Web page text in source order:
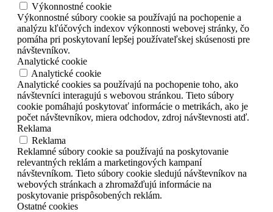
Výkonnostné cookie
Výkonnostné súbory cookie sa používajú na pochopenie a
analýzu kľúčových indexov výkonnosti webovej stránky, čo
pomáha pri poskytovaní lepšej používateľskej skúsenosti pre
návštevníkov.
Analytické cookie
Analytické cookie
Analytické cookies sa používajú na pochopenie toho, ako
návštevníci interagujú s webovou stránkou. Tieto súbory
cookie pomáhajú poskytovať informácie o metrikách, ako je
počet návštevníkov, miera odchodov, zdroj návštevnosti atď.
Reklama
Reklama
Reklamné súbory cookie sa používajú na poskytovanie
relevantných reklám a marketingových kampaní
návštevníkom. Tieto súbory cookie sledujú návštevníkov na
webových stránkach a zhromažďujú informácie na
poskytovanie prispôsobených reklám.
Ostatné cookies